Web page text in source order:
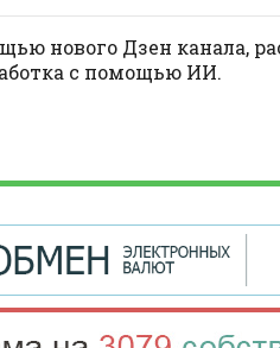
нового Дзен канала,
с помощью ИИ.